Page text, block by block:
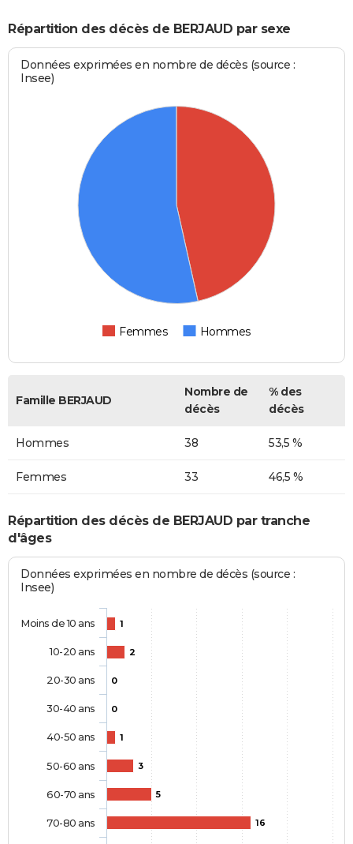
Répartition des décès de BERJAUD par sexe
Données exprimées en nombre de décès (source :
Insee)
Femmes Hommes
Famille BERJAUD
Nombre de
décès
% des
décès
Hommes 38 53,5 %
Femmes 33 46,5 %
Répartition des décès de BERJAUD par tranche
d'âges
Données exprimées en nombre de décès (source :
Insee)
1
2
0
0
1
3
5
16
Moins de 10 ans
10-20 ans
20-30 ans
30-40 ans
40-50 ans
50-60 ans
60-70 ans
70-80 ans